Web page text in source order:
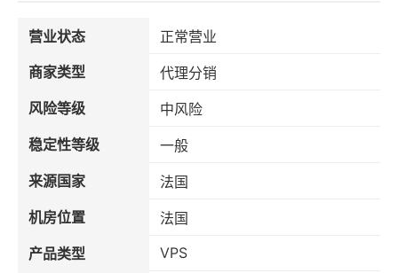
营业状态
正常营业
商家类型
代理分销
风险等级
中风险
稳定性等级
一般
来源国家
法国
机房位置
法国
产品类型
VPS